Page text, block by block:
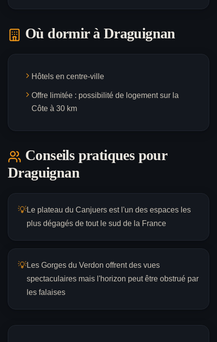
Où dormir à Draguignan
Hôtels en centre-ville
Offre limitée : possibilité de logement sur la
Côte à 30 km
Conseils pratiques pour
Draguignan
💡Le plateau du Canjuers est l'un des espaces les
plus dégagés de tout le sud de la France
💡Les Gorges du Verdon offrent des vues
spectaculaires mais l'horizon peut être obstrué par
les falaises